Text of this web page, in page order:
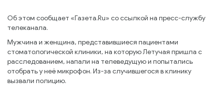
Об этом сообщает «Газета.Ru» со ссылкой на пресс-службу
телеканала.
Мужчина и женщина, представившиеся пациентами
стоматологической клиники, на которую Летучая пришла с
расследованием, напали на телеведущую и попытались
отобрать у неё микрофон. Из-за случившегося в клинику
вызвали полицию.